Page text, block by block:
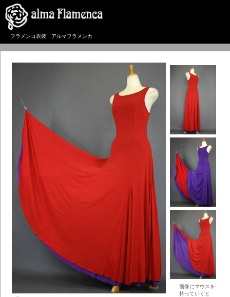
フラメンコ衣装 アルマフラメンカ
画像にマウスを
持っていくと